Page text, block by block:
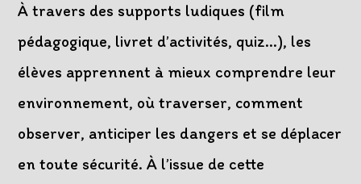
À travers des supports ludiques (film
pédagogique, livret d’activités, quiz…), les
élèves apprennent à mieux comprendre leur
environnement, où traverser, comment
observer, anticiper les dangers et se déplacer
en toute sécurité. À l’issue de cette